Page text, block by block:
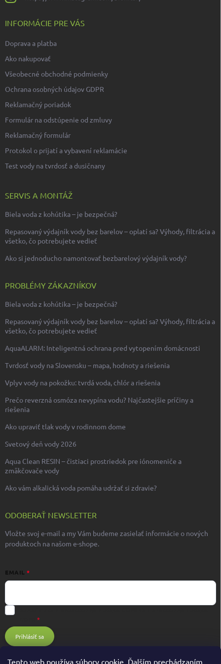
Tento web používa súbory cookie. Ďalším prechádzaním
INFORMÁCIE PRE VÁS
Doprava a platba
Ako nakupovať
Všeobecné obchodné podmienky
Ochrana osobných údajov GDPR
Reklamačný poriadok
Formulár na odstúpenie od zmluvy
Reklamačný formulár
Protokol o prijatí a vybavení reklamácie
Test vody na tvrdosť a dusičnany
SERVIS A MONTÁŽ
Biela voda z kohútika – je bezpečná?
Repasovaný výdajník vody bez barelov – oplatí sa? Výhody, filtrácia a
všetko, čo potrebujete vedieť
Ako si jednoducho namontovať bezbarelový výdajník vody?
PROBLÉMY ZÁKAZNÍKOV
Biela voda z kohútika – je bezpečná?
Repasovaný výdajník vody bez barelov – oplatí sa? Výhody, filtrácia a
všetko, čo potrebujete vedieť
AquaALARM: Inteligentná ochrana pred vytopením domácnosti
Tvrdosť vody na Slovensku – mapa, hodnoty a riešenia
Vplyv vody na pokožku: tvrdá voda, chlór a riešenia
Prečo reverzná osmóza nevypína vodu? Najčastejšie príčiny a
riešenia
Ako upraviť tlak vody v rodinnom dome
Svetový deň vody 2026
Aqua Clean RESIN – čistiaci prostriedok pre iónomeniče a
zmäkčovače vody
Ako vám alkalická voda pomáha udržať si zdravie?
ODOBERAŤ NEWSLETTER
Vložte svoj e-mail a my Vám budeme zasielať informácie o nových
produktoch na našom e-shope.
EMAIL
Prihlásiť sa